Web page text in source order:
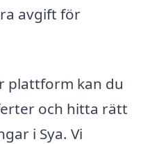
avgift för
plattform kan du
och hitta rätt
i Sya. Vi